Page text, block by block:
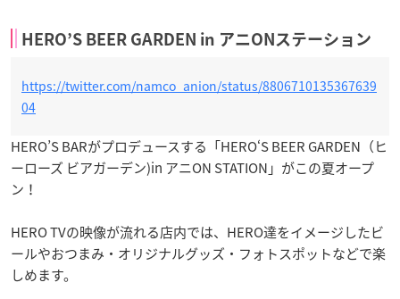
HERO’S BEER GARDEN in アニONステーション
https://twitter.com/namco_anion/status/8806710135367639
04
HERO’S BARがプロデュースする「HERO‘S BEER GARDEN（ヒ
ーローズ ビアガーデン)in アニON STATION」がこの夏オープ
ン！
HERO TVの映像が流れる店内では、HERO達をイメージしたビ
ールやおつまみ・オリジナルグッズ・フォトスポットなどで楽
しめます。